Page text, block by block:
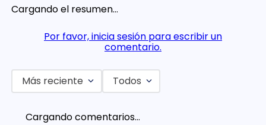
Cargando el resumen…
Por favor, inicia sesión para escribir un
comentario.
Más reciente Todos
Cargando comentarios…